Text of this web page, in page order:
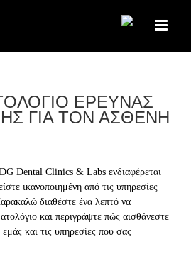
ΕΡΕΥΝΑΣ
ΓΙΑ ΤΟΝ ΑΣΘΕΝΗ
Dental Clinics & Labs ενδιαφέρεται
ικανοποιημένη από τις υπηρεσίες
διαθέστε ένα λεπτό να
και περιγράψτε πώς αισθάνεστε
και τις υπηρεσίες που σας